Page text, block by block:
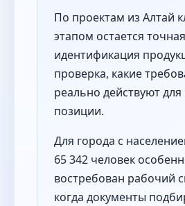
По проектам из Алтай
этапом остается точная
идентификация
проверка, какие
реально действуют
позиции.
Для города с
65 342 человек
востребован рабочий
когда документы